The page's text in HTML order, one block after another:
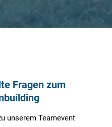
Fragen zum
unserem Teamevent